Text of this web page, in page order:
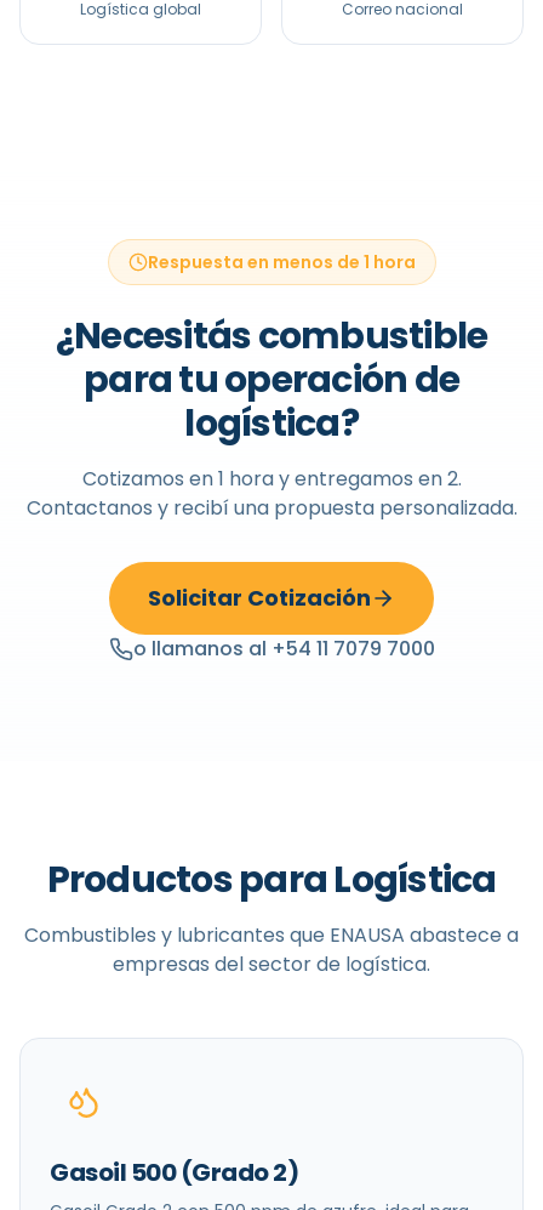
Logística global Correo nacional
Respuesta en menos de 1 hora
¿Necesitás combustible
para tu operación de
logística?
Cotizamos en 1 hora y entregamos en 2.
Contactanos y recibí una propuesta personalizada.
Solicitar Cotización
o llamanos al +54 11 7079 7000
Productos para Logística
Combustibles y lubricantes que ENAUSA abastece a
empresas del sector de logística.
Gasoil 500 (Grado 2)